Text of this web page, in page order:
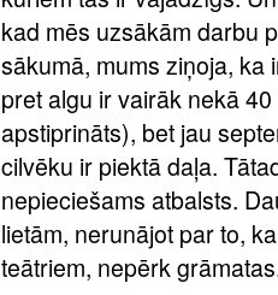
kad mēs uzsākām darbu
sākumā, mums ziņoja,
pret algu ir vairāk nekā
apstiprināts), bet jau
cilvēku ir piektā daļa.
nepieciešams atbalsts.
lietām, nerunājot par to,
teātriem, nepērk